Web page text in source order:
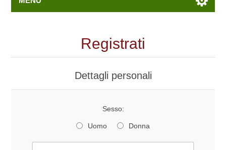
Registrati
Dettagli personali
Sesso:
Uomo Donna
Nome: